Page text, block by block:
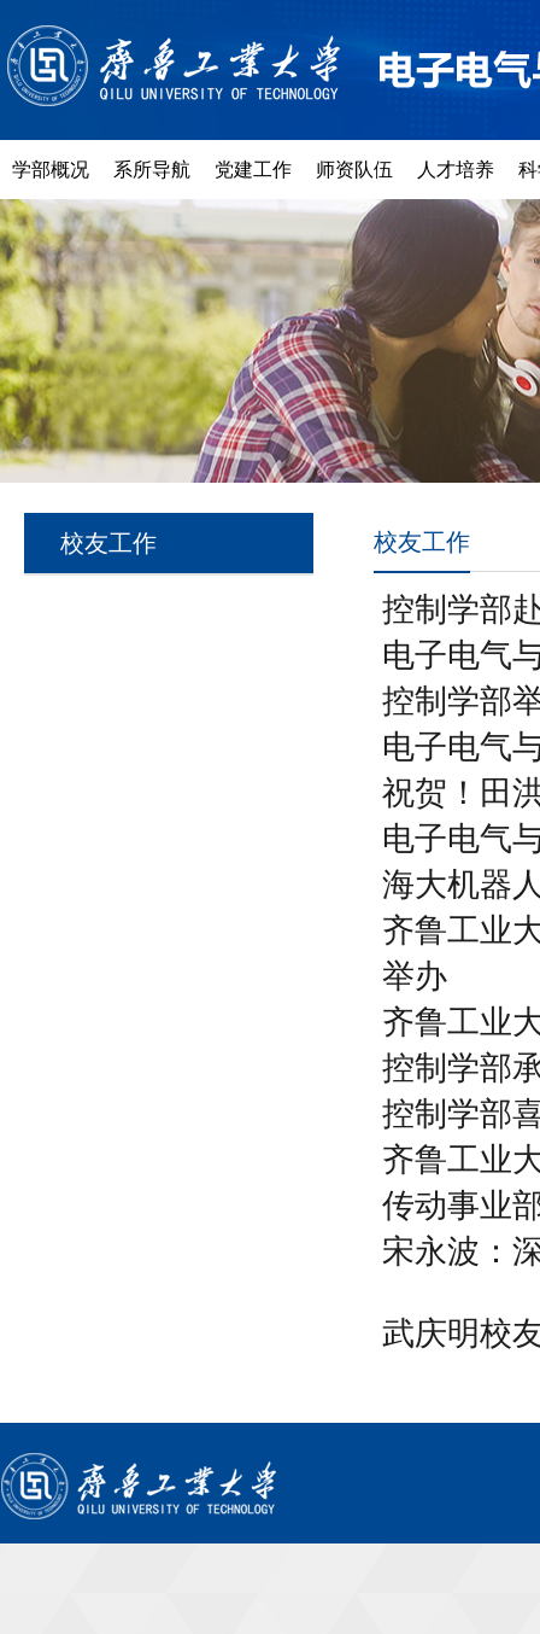
学部概况 系所导航 党建工作 师资队伍 人才培养
校友工作 校友工作
控制学部
电子电气
控制学部
电子电气
祝贺！田
电子电气
海大机器
齐鲁工业
举办
齐鲁工业
控制学部
控制学部
齐鲁工业
传动事业
宋永波：
武庆明校